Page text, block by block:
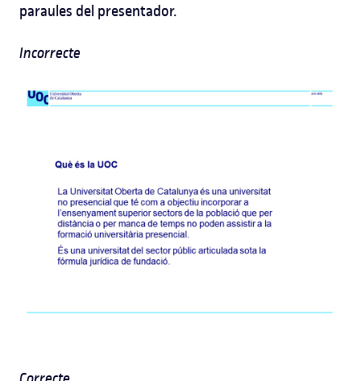
paraules del presentador.
Incorrecte